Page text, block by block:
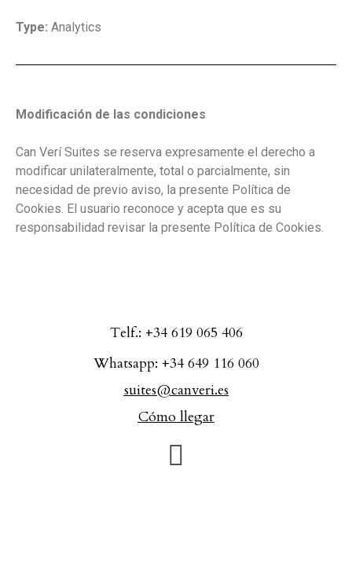
Type: Analytics
Modificación de las condiciones
Can Verí Suites se reserva expresamente el derecho a
modificar unilateralmente, total o parcialmente, sin
necesidad de previo aviso, la presente Política de
Cookies. El usuario reconoce y acepta que es su
responsabilidad revisar la presente Política de Cookies.
Telf.: +34 619 065 406
Whatsapp: +34 649 116 060
suites@canveri.es
Cómo llegar